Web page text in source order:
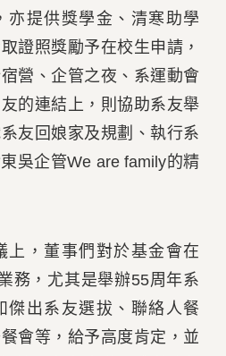
亦提供獎學金、清寒助學
證照獎勵予在校生申請，
營、企管之夜、系運動會
的連結上，則協助系友舉
友回娘家及規劃、執行系
吳企管We are family的精
，董事們對於基金會在
務，尤其是舉辦55周年系
傑出系友選拔、聯絡人餐
會等，給予高度肯定，並